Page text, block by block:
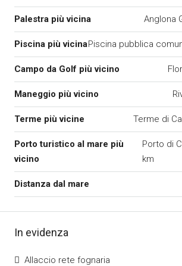
Palestra più vicina Anglona
Piscina più vicinaPiscina pubblica
Campo da Golf più vicino
Maneggio più vicino
Terme più vicine Terme di
Porto turistico al mare più
vicino
Porto di
km
Distanza dal mare
In evidenza
Allaccio rete fognaria